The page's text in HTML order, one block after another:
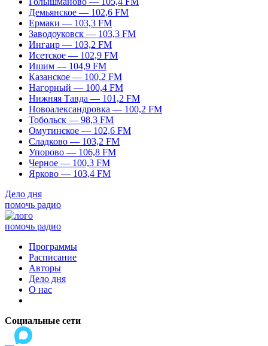
Демьянское — 102,6 FM
Ермаки — 103,3 FM
Заводоуковск — 103,3 FM
Ингаир — 103,2 FM
Исетское — 102,9 FM
Ишим — 104,9 FM
Казанское — 100,2 FM
Нагорный — 100,4 FM
Нижняя Тавда — 101,2 FM
Новоалександровка — 100,2 FM
Тобольск — 98,3 FM
Омутинское — 102,6 FM
Сладково — 103,2 FM
Упорово — 106,8 FM
Черное — 100,3 FM
Ярково — 103,4 FM
Дело дня
помочь радио
помочь радио
Программы
Расписание
Авторы
Дело дня
О нас
Социальные сети